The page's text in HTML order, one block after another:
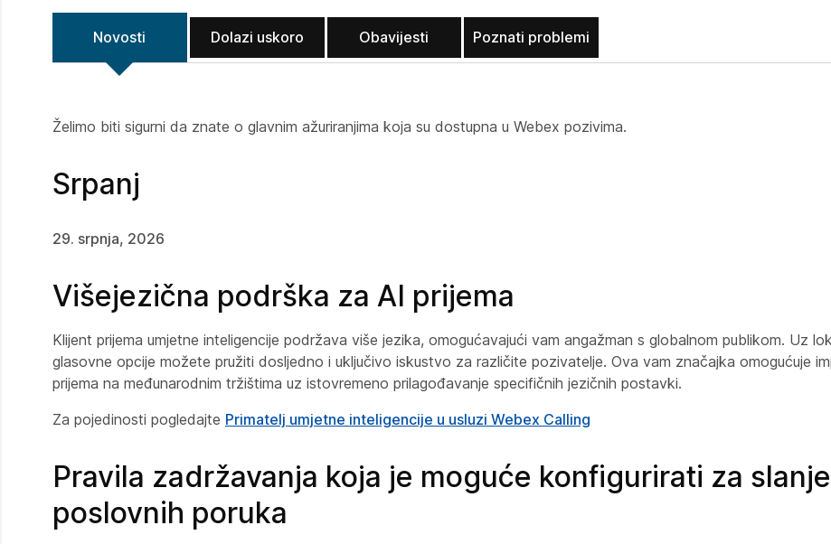
Novosti Dolazi uskoro Obavijesti Poznati problemi
Želimo biti sigurni da znate o glavnim ažuriranjima koja su dostupna u Webex pozivima.
Srpanj
29. srpnja, 2026
Višejezična podrška za AI prijema
Klijent prijema umjetne inteligencije podržava više jezika, omogućavajući vam angažman s globalnom publikom. Uz
glasovne opcije možete pružiti dosljedno i uključivo iskustvo za različite pozivatelje. Ova vam značajka omogućuje
prijema na međunarodnim tržištima uz istovremeno prilagođavanje specifičnih jezičnih postavki.
Za pojedinosti pogledajte Primatelj umjetne inteligencije u usluzi Webex Calling
Pravila zadržavanja koja je moguće konfigurirati za slanje
poslovnih poruka